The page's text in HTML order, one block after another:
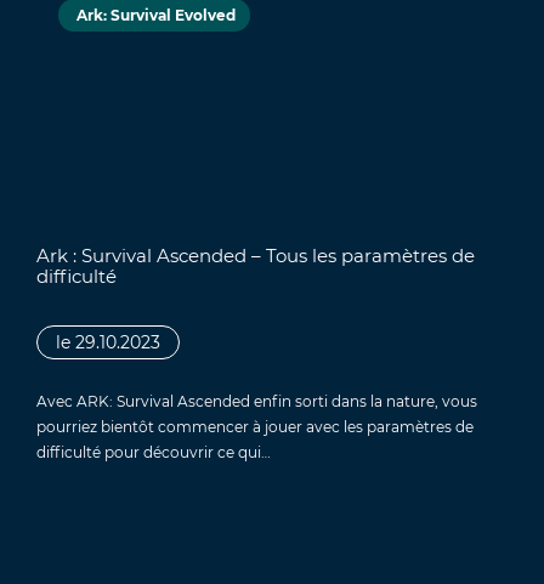
Ark: Survival Evolved
Ark : Survival Ascended – Tous les paramètres de
difficulté
le 29.10.2023
Avec ARK: Survival Ascended enfin sorti dans la nature, vous
pourriez bientôt commencer à jouer avec les paramètres de
difficulté pour découvrir ce qui…